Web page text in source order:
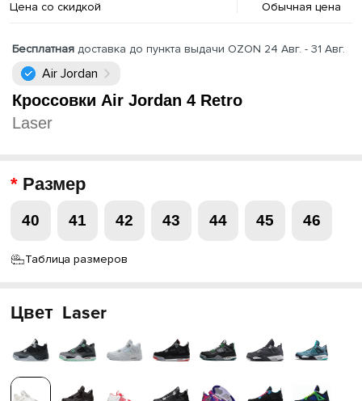
Цена со скидкой Обычная цена
Бесплатная доставка до пункта выдачи OZON 24 Авг. - 31 Авг.
Air Jordan
Кроссовки Air Jordan 4 Retro
Laser
Размер
40 41 42 43 44 45 46
Таблица размеров
Цвет Laser